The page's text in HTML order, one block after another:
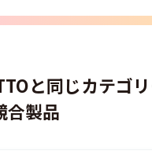
と同じカテゴ
合製品